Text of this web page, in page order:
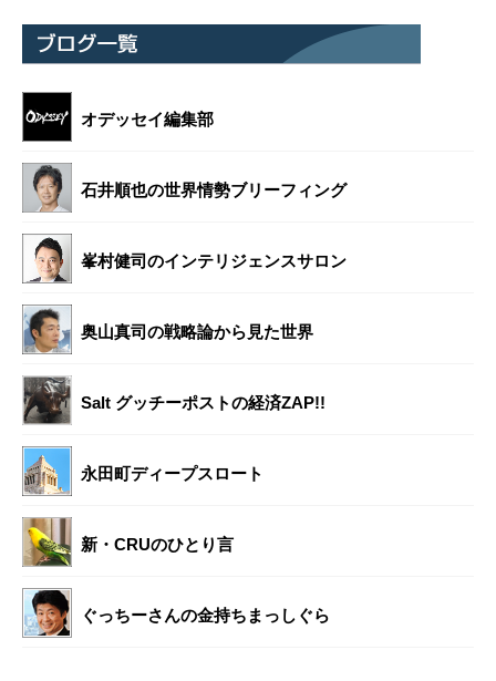
オデッセイ編集部
石井順也の世界情勢ブリーフィング
峯村健司のインテリジェンスサロン
奥山真司の戦略論から見た世界
Salt グッチーポストの経済ZAP!!
永田町ディープスロート
新・CRUのひとり言
ぐっちーさんの金持ちまっしぐら